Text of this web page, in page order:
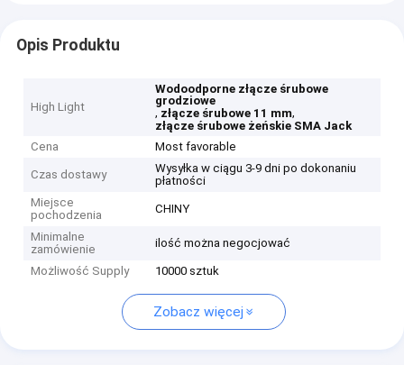
Opis Produktu
High Light
Wodoodporne złącze śrubowe
grodziowe
, złącze śrubowe 11 mm,
złącze śrubowe żeńskie SMA Jack
Cena
Most favorable
Czas dostawy
Wysyłka w ciągu 3-9 dni po dokonaniu
płatności
Miejsce
pochodzenia
CHINY
Minimalne
zamówienie
ilość można negocjować
Możliwość Supply 10000 sztuk
Zobacz więcej